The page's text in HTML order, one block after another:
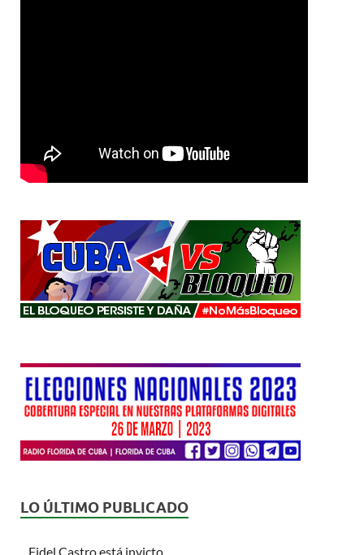
LO ÚLTIMO PUBLICADO
Fidel Castro está invicto